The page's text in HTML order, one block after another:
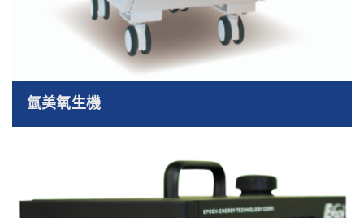
氫美氧生機